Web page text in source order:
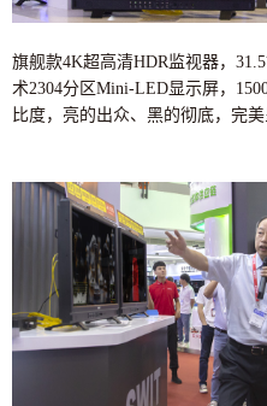
旗舰款4K超高清HDR监视器，
术2304分区Mini-LED显示屏，
比度，亮的出众、黑的彻底，完美